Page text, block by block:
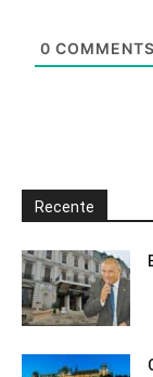
0 COMMENTS
Recente